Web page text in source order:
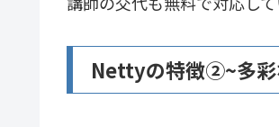
Nettyの特徴②~多彩